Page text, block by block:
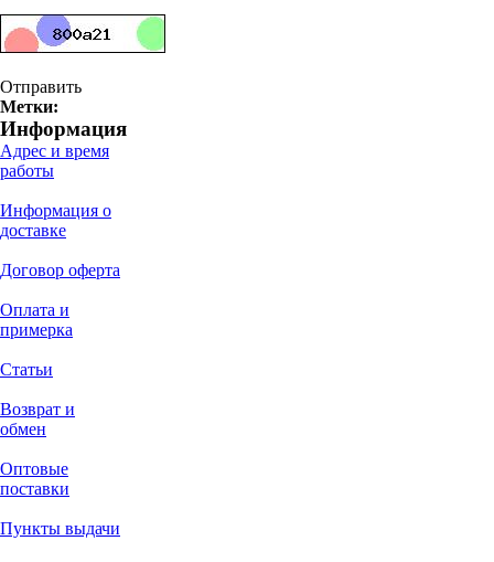
Отправить
Метки:
Информация
Адрес и время
работы
Информация о
доставке
Договор оферта
Оплата и
примерка
Статьи
Возврат и
обмен
Оптовые
поставки
Пункты выдачи